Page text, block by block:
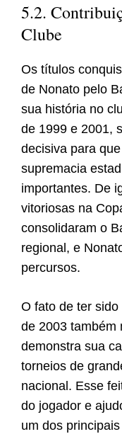
5.2.
Clube
Os títulos
de Nonato pelo
sua história no
de 1999 e 2001,
decisiva para
supremacia
importantes. De
vitoriosas na
consolidaram o
regional, e
percursos.
O fato de ter sido
de 2003 também
demonstra sua
torneios de
nacional. Esse
do jogador e
um dos